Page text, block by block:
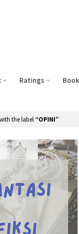
Ratings
the label OPINI